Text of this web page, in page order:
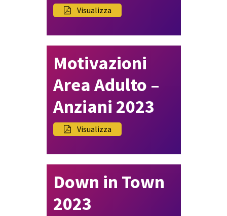
Visualizza
Motivazioni
Area Adulto –
Anziani 2023
Visualizza
Down in Town
2023